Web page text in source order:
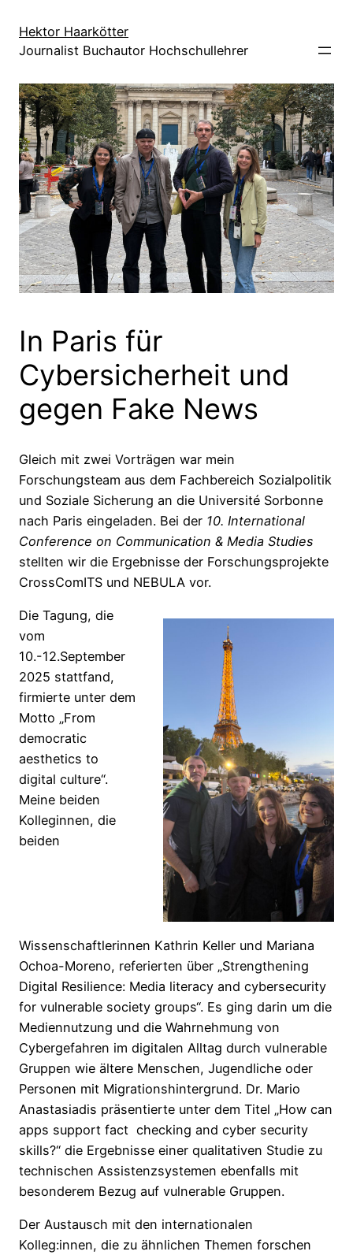
zum
Inhalt
Hektor Haarkötter
Journalist Buchautor Hochschullehrer
In Paris für
Cybersicherheit und
gegen Fake News
Gleich mit zwei Vorträgen war mein
Forschungsteam aus dem Fachbereich Sozialpolitik
und Soziale Sicherung an die Université Sorbonne
nach Paris eingeladen. Bei der 10. International
Conference on Communication & Media Studies
stellten wir die Ergebnisse der Forschungsprojekte
CrossComITS und NEBULA vor.
Die Tagung, die
vom
10.-12.September
2025 stattfand,
firmierte unter dem
Motto „From
democratic
aesthetics to
digital culture“.
Meine beiden
Kolleginnen, die
beiden
Wissenschaftlerinnen Kathrin Keller und Mariana
Ochoa-Moreno, referierten über „Strengthening
Digital Resilience: Media literacy and cybersecurity
for vulnerable society groups“. Es ging darin um die
Mediennutzung und die Wahrnehmung von
Cybergefahren im digitalen Alltag durch vulnerable
Gruppen wie ältere Menschen, Jugendliche oder
Personen mit Migrationshintergrund. Dr. Mario
Anastasiadis präsentierte unter dem Titel „How can
apps support fact checking and cyber security
skills?“ die Ergebnisse einer qualitativen Studie zu
technischen Assistenzsystemen ebenfalls mit
besonderem Bezug auf vulnerable Gruppen.
Der Austausch mit den internationalen
Kolleg:innen, die zu ähnlichen Themen forschen